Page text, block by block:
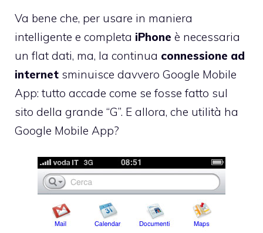
Va bene che, per usare in maniera
intelligente e completa iPhone è necessaria
un flat dati, ma, la continua connessione ad
internet sminuisce davvero Google Mobile
App: tutto accade come se fosse fatto sul
sito della grande “G”. E allora, che utilità ha
Google Mobile App?